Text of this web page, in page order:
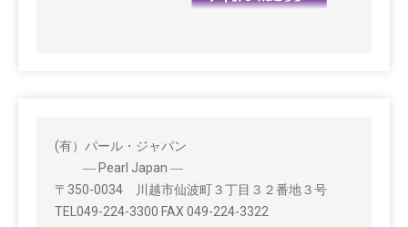
(有）パール・ジャパン
― Pearl Japan ―
〒350-0034 川越市仙波町３丁目３２番地３号
TEL049-224-3300 FAX 049-224-3322